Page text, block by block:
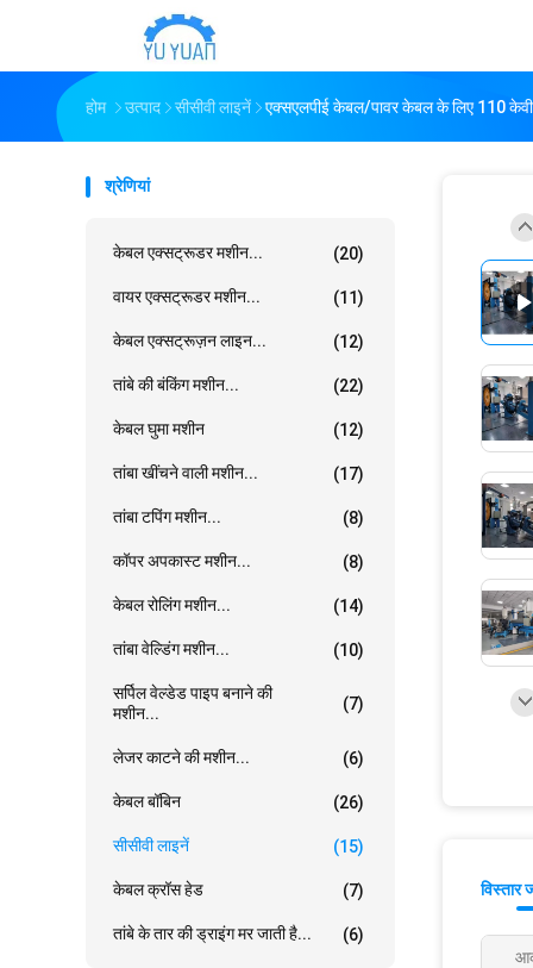
होम उत्पाद सीसीवी लाइनें एक्सएलपीई केबल/पावर केबल के लिए 110 केवी
श्रेणियां
केबल एक्सट्रूडर मशीन... (20)
वायर एक्सट्रूडर मशीन... (11)
केबल एक्सट्रूज़न लाइन... (12)
तांबे की बंकिंग मशीन... (22)
केबल घुमा मशीन (12)
तांबा खींचने वाली मशीन... (17)
तांबा टपिंग मशीन... (8)
कॉपर अपकास्ट मशीन... (8)
केबल रोलिंग मशीन... (14)
तांबा वेल्डिंग मशीन... (10)
सर्पिल वेल्डेड पाइप बनाने की
मशीन...
(7)
लेजर काटने की मशीन... (6)
केबल बॉबिन (26)
सीसीवी लाइनें (15)
केबल क्रॉस हेड (7)
तांबे के तार की ड्राइंग मर जाती है... (6)
विस्तार